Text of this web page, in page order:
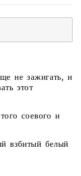
не зажигать, и
этот
соевого и
взбитый белый